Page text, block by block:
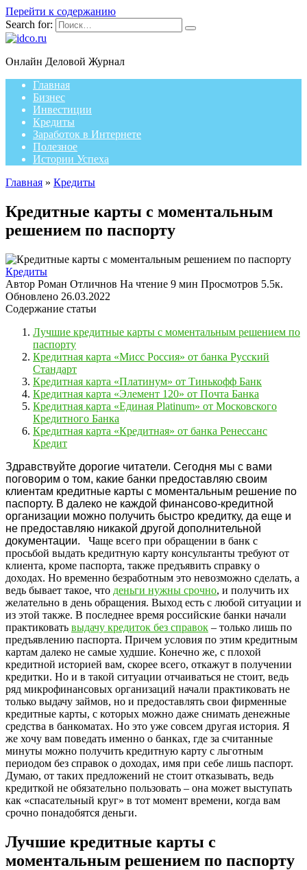
Перейти к содержанию
Search for:
Онлайн Деловой Журнал
Главная
Бизнес
Инвестиции
Кредиты
Заработок в Интернете
Полезное
Истории Успеха
Главная » Кредиты
Кредитные карты с моментальным
решением по паспорту
Кредиты
Автор Роман Отличнов На чтение 9 мин Просмотров 5.5к.
Обновлено 26.03.2022
Содержание статьи
Лучшие кредитные карты с моментальным решением по
паспорту
Кредитная карта «Мисс Россия» от банка Русский
Стандарт
Кредитная карта «Платинум» от Тинькофф Банк
Кредитная карта «Элемент 120» от Почта Банка
Кредитная карта «Единая Platinum» от Московского
Кредитного Банка
Кредитная карта «Кредитная» от банка Ренессанс
Кредит
Здравствуйте дорогие читатели. Сегодня мы с вами
поговорим о том, какие банки предоставляю своим
клиентам кредитные карты с моментальным решение по
паспорту. В далеко не каждой финансово-кредитной
организации можно получить быстро кредитку, да еще и
не предоставляю никакой другой дополнительной
документации. Чаще всего при обращении в банк с
просьбой выдать кредитную карту консультанты требуют от
клиента, кроме паспорта, также предъявить справку о
доходах. Но временно безработным это невозможно сделать, а
ведь бывает такое, что деньги нужны срочно, и получить их
желательно в день обращения. Выход есть с любой ситуации и
из этой также. В последнее время российские банки начали
практиковать выдачу кредиток без справок – только лишь по
предъявлению паспорта. Причем условия по этим кредитным
картам далеко не самые худшие. Конечно же, с плохой
кредитной историей вам, скорее всего, откажут в получении
кредитки. Но и в такой ситуации отчаиваться не стоит, ведь
ряд микрофинансовых организаций начали практиковать не
только выдачу займов, но и предоставлять свои фирменные
кредитные карты, с которых можно даже снимать денежные
средства в банкоматах. Но это уже совсем другая история. Я
же хочу вам поведать именно о банках, где за считанные
минуты можно получить кредитную карту с льготным
периодом без справок о доходах, имя при себе лишь паспорт.
Думаю, от таких предложений не стоит отказывать, ведь
кредиткой не обязательно пользовать – она может выступать
как «спасательный круг» в тот момент времени, когда вам
срочно понадобятся деньги.
Лучшие кредитные карты с
моментальным решением по паспорту